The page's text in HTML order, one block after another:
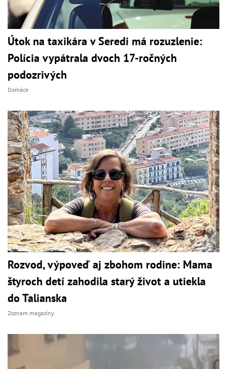
Útok na taxikára v Seredi má rozuzlenie:
Polícia vypátrala dvoch 17-ročných
podozrivých
Domáce
Rozvod, výpoveď aj zbohom rodine: Mama
štyroch detí zahodila starý život a utiekla
do Talianska
Zoznam magazíny